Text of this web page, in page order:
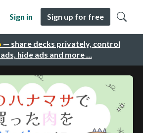
— share decks privately, control
hide ads and more …
Sign in Sign up for free